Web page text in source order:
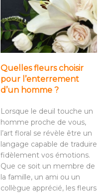
Quelles fleurs choisir
pour l’enterrement
d’un homme ?
Lorsque le deuil touche un
homme proche de vous,
l’art floral se révèle être un
langage capable de traduire
fidèlement vos émotions.
Que ce soit un membre de
la famille, un ami ou un
collègue apprécié, les fleurs